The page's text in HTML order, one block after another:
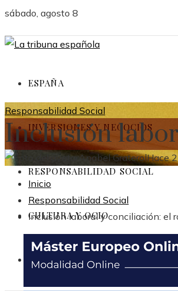
sábado, agosto 8
ESPAÑA
INVERSIONES Y NEGOCIOS
RESPONSABILIDAD SOCIAL
CULTURA Y OCIO
CIENCIA Y TECNOLOGÍA
Responsabilidad Social
Inclusión
Anabel GraterolHace
Inicio
Responsabilidad Social
Inclusión laboral y conciliación: el